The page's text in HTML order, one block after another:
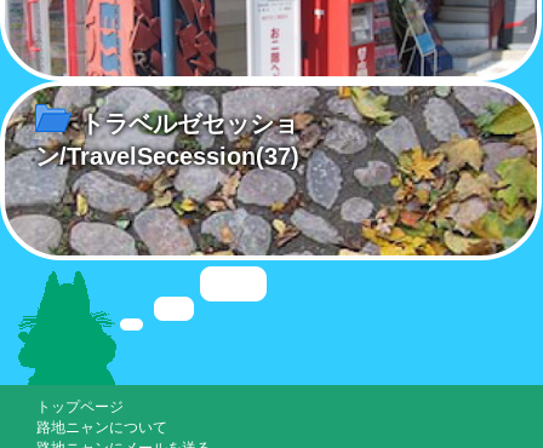
トラベルゼセッショ
ン/TravelSecession(37)
トップページ
路地ニャンについて